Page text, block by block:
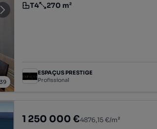
39
Tipologia
T4
Preço por metro quadrado
270 m²
ESPAÇUS PRESTIGE
Profissional
1 250 000 €4876,15 €/m²